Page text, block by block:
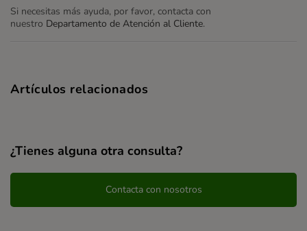
Si necesitas más ayuda, por favor, contacta con
nuestro Departamento de Atención al Cliente.
Artículos relacionados
¿Tienes alguna otra consulta?
Contacta con nosotros